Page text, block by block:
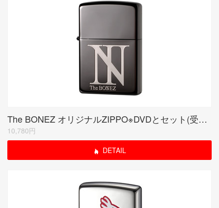
The BONEZ オリジナルZIPPO※DVDとセット(受注生産限定品)
10,780円
DETAIL